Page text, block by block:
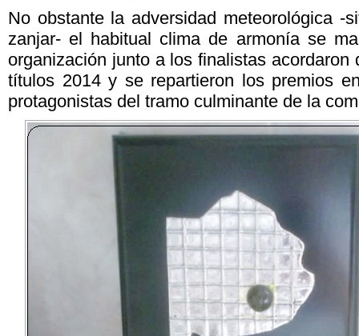
No obstante la adversidad meteorológica -
zanjar- el habitual clima de armonía se
organización junto a los finalistas acordaron
títulos 2014 y se repartieron los premios
protagonistas del tramo culminante de la